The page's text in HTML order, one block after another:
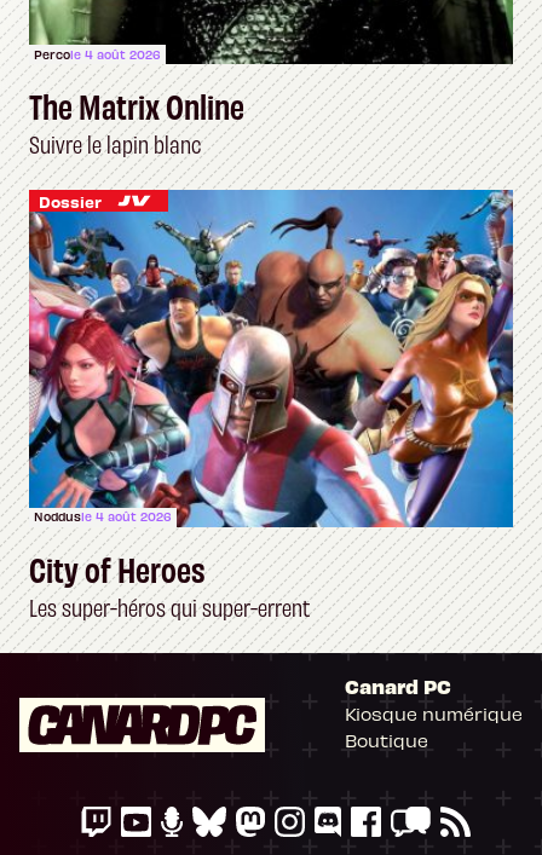
Percole 4 août 2026
The Matrix Online
Suivre le lapin blanc
Dossier
Noddusle 4 août 2026
City of Heroes
Les super-héros qui super-errent
Canard PC
Kiosque numérique
Boutique